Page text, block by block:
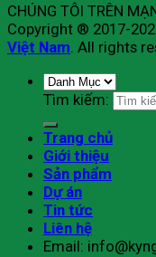
CHÚNG TÔI TRÊN
Copyright ® 2017-
Việt Nam. All rights
Tìm kiếm:
Trang chủ
Giới thiệu
Sản phẩm
Dự án
Tin tức
Liên hệ
Email: